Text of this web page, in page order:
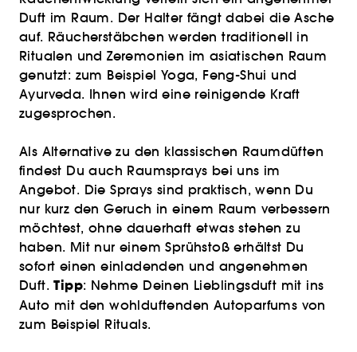
Duft im Raum. Der Halter fängt dabei die Asche
auf. Räucherstäbchen werden traditionell in
Ritualen und Zeremonien im asiatischen Raum
genutzt: zum Beispiel Yoga, Feng-Shui und
Ayurveda. Ihnen wird eine reinigende Kraft
zugesprochen.
Als Alternative zu den klassischen Raumdüften
findest Du auch Raumsprays bei uns im
Angebot. Die Sprays sind praktisch, wenn Du
nur kurz den Geruch in einem Raum verbessern
möchtest, ohne dauerhaft etwas stehen zu
haben. Mit nur einem Sprühstoß erhältst Du
sofort einen einladenden und angenehmen
Duft.Tipp: Nehme Deinen Lieblingsduft mit ins
Auto mit den wohlduftenden Autoparfums von
zum Beispiel Rituals.